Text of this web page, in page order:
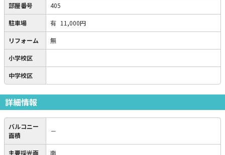
部屋番号 405
駐車場 有 11,000円
リフォーム 無
小学校区
中学校区
詳細情報
バルコニー
面積
－
主要採光面 南